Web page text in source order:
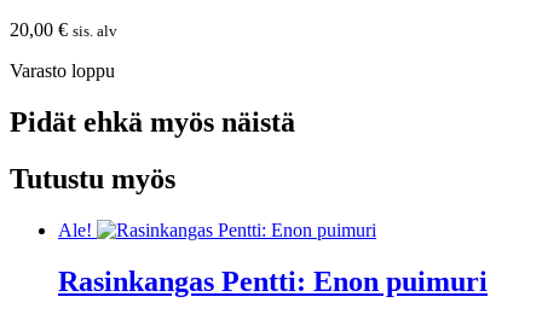
20,00 € sis. alv
Varasto loppu
Pidät ehkä myös näistä
Tutustu myös
Ale!
Rasinkangas Pentti: Enon puimuri